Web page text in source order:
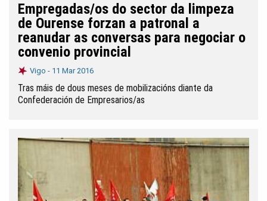
Empregadas/os do sector da limpeza
de Ourense forzan a patronal a
reanudar as conversas para negociar o
convenio provincial
Vigo - 11 Mar 2016
Tras máis de dous meses de mobilizacións diante da
Confederación de Empresarios/as